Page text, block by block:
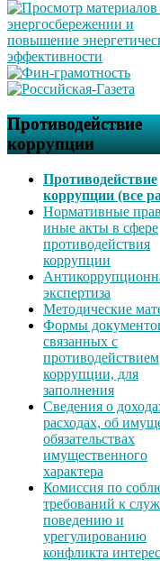
Противодействие
коррупции
Противодействие
коррупции (все
Нормативные
иные акты в сфере
противодействия
коррупции
экспертиза
Методические
Формы
связанных с
противодействием
коррупции, для
заполнения
Сведения о
расходах, об
обязательствах
имущественного
характера
Комиссия по
требований к
поведению и
урегулированию
конфликта